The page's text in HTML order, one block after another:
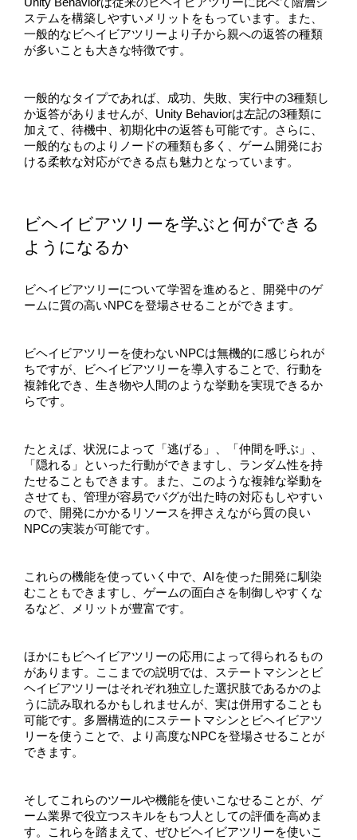
Unity Behaviorは従来のビヘイビアツリーに比べて階層シ
ステムを構築しやすいメリットをもっています。また、
一般的なビヘイビアツリーより子から親への返答の種類
が多いことも大きな特徴です。
一般的なタイプであれば、成功、失敗、実行中の3種類し
か返答がありませんが、Unity Behaviorは左記の3種類に
加えて、待機中、初期化中の返答も可能です。さらに、
一般的なものよりノードの種類も多く、ゲーム開発にお
ける柔軟な対応ができる点も魅力となっています。
ビヘイビアツリーを学ぶと何ができる
ようになるか
ビヘイビアツリーについて学習を進めると、開発中のゲ
ームに質の高いNPCを登場させることができます。
ビヘイビアツリーを使わないNPCは無機的に感じられが
ちですが、ビヘイビアツリーを導入することで、行動を
複雑化でき、生き物や人間のような挙動を実現できるか
らです。
たとえば、状況によって「逃げる」、「仲間を呼ぶ」、
「隠れる」といった行動ができますし、ランダム性を持
たせることもできます。また、このような複雑な挙動を
させても、管理が容易でバグが出た時の対応もしやすい
ので、開発にかかるリソースを押さえながら質の良い
NPCの実装が可能です。
これらの機能を使っていく中で、AIを使った開発に馴染
むこともできますし、ゲームの面白さを制御しやすくな
るなど、メリットが豊富です。
ほかにもビヘイビアツリーの応用によって得られるもの
があります。ここまでの説明では、ステートマシンとビ
ヘイビアツリーはそれぞれ独立した選択肢であるかのよ
うに読み取れるかもしれませんが、実は併用することも
可能です。多層構造的にステートマシンとビヘイビアツ
リーを使うことで、より高度なNPCを登場させることが
できます。
そしてこれらのツールや機能を使いこなせることが、ゲ
ーム業界で役立つスキルをもつ人としての評価を高めま
す。これらを踏まえて、ぜひビヘイビアツリーを使いこ